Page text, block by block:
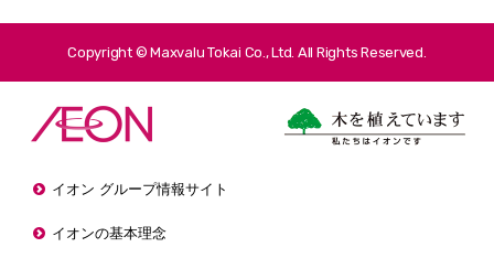
Copyright © Maxvalu Tokai Co., Ltd. All Rights Reserved.
イオン グループ情報サイト
イオンの基本理念